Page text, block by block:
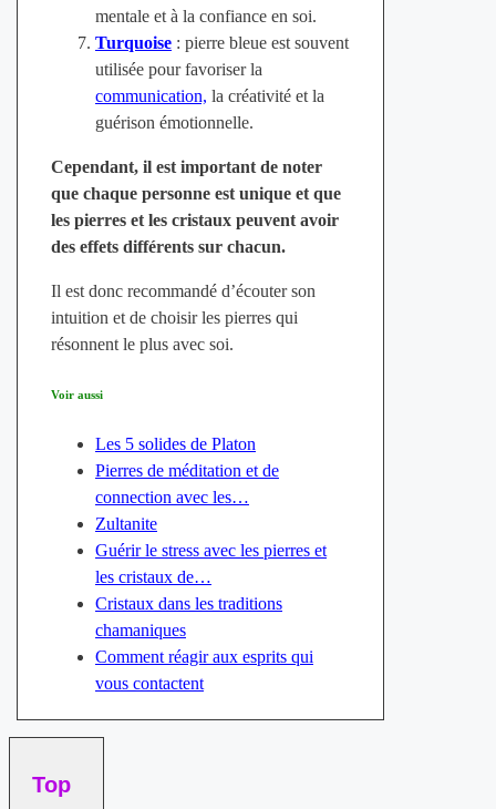
mentale et à la confiance en soi.
Turquoise: pierre bleue est souvent
utilisée pour favoriser la
communication, la créativité et la
guérison émotionnelle.
Cependant, il est important de noter
que chaque personne est unique et que
les pierres et les cristaux peuvent avoir
des effets différents sur chacun.
Il est donc recommandé d’écouter son
intuition et de choisir les pierres qui
résonnent le plus avec soi.
Voir aussi
Les 5 solides de Platon
Pierres de méditation et de
connection avec les…
Zultanite
Guérir le stress avec les pierres et
les cristaux de…
Cristaux dans les traditions
chamaniques
Comment réagir aux esprits qui
vous contactent
Top